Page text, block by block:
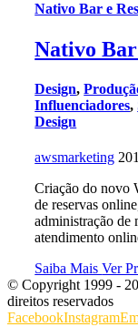
Nativo Bar e
Nativo
Design,
Influenciadores,
Design
awsmarketing
Criação do novo
de reservas
administração de
atendimento
Saiba MaisVer
© Copyright 1999 -
direitos reservados
FacebookInstagram